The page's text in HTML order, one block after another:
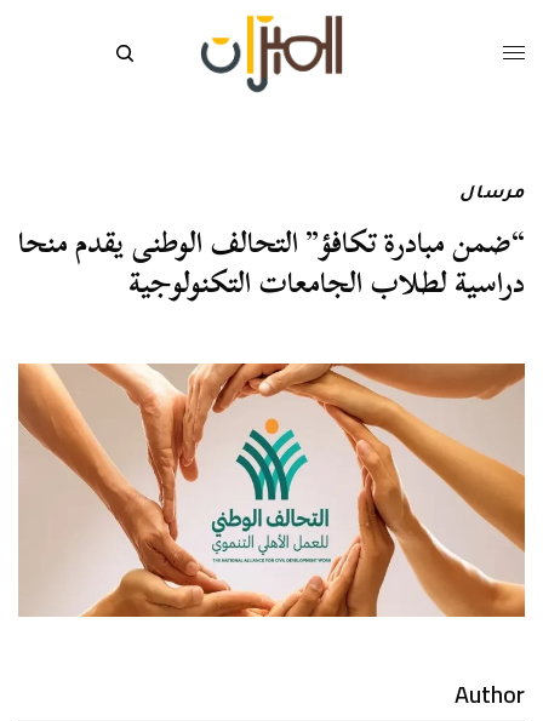
مرسال
“ضمن مبادرة تكافؤ” التحالف الوطنى يقدم منحا
دراسية لطلاب الجامعات التكنولوجية
Author